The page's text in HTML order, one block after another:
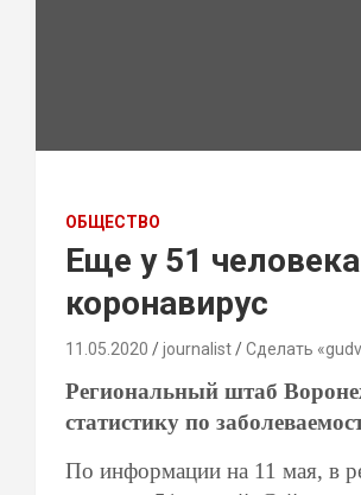
ОБЩЕСТВО
Еще у 51
коронавирус
11.05.2020 journalist Сделать
Региональный штаб
статистику по
По информации на 11 мая, в